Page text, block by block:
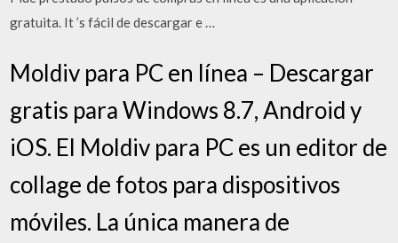
gratuita. It ’s fácil de descargar e …
Moldiv para PC en línea – Descargar
gratis para Windows 8.7, Android y
iOS. El Moldiv para PC es un editor de
collage de fotos para dispositivos
móviles. La única manera de